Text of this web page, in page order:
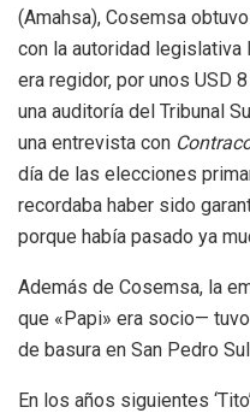
(Amahsa), Cosemsa
con la autoridad legislativa
era regidor, por unos USD
una auditoría del Tribunal
una entrevista con
día de las elecciones
recordaba haber sido
porque había pasado ya
Además de Cosemsa, la
que «Papi» era socio—
de basura en San Pedro
En los años siguientes